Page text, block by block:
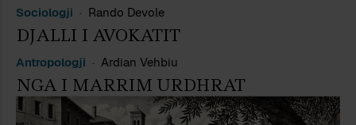
Sociologji Rando Devole
DJALLI I AVOKATIT
Antropologji Ardian Vehbiu
NGA I MARRIM URDHRAT